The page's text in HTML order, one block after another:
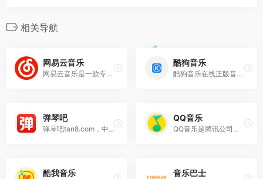
相关导航
网易云音乐
网易云音乐是一款专注于发现与分享的音乐产品，依托专业音乐人、DJ、好友推荐及社交功能，为用户打造全新的音乐生活。
酷狗音乐
酷狗音乐在线正版音乐网站，为您提供酷狗音乐播放器下载 、在线音乐试听下载，提供听书、长音频、频道、听小说和MV播放服务。酷狗音乐，就是歌多！小说相声也很多！场景
弹琴吧
弹琴吧tan8.com，中国的在线音乐兴趣教育社区，现注册用户突破100万。其音乐软件《弹琴吧》app、《钢琴谱大全》app和《吉他谱大全》app，安装量突破千
QQ音乐
QQ音乐是腾讯公司推出的一款网络音乐服务产品，海量音乐在线试听、新歌热歌在线首发、歌词翻译、手机铃声下载、高品质无损音乐试听、海量无损曲库、正版音乐下载、空间背
酷我音乐 音乐巴士